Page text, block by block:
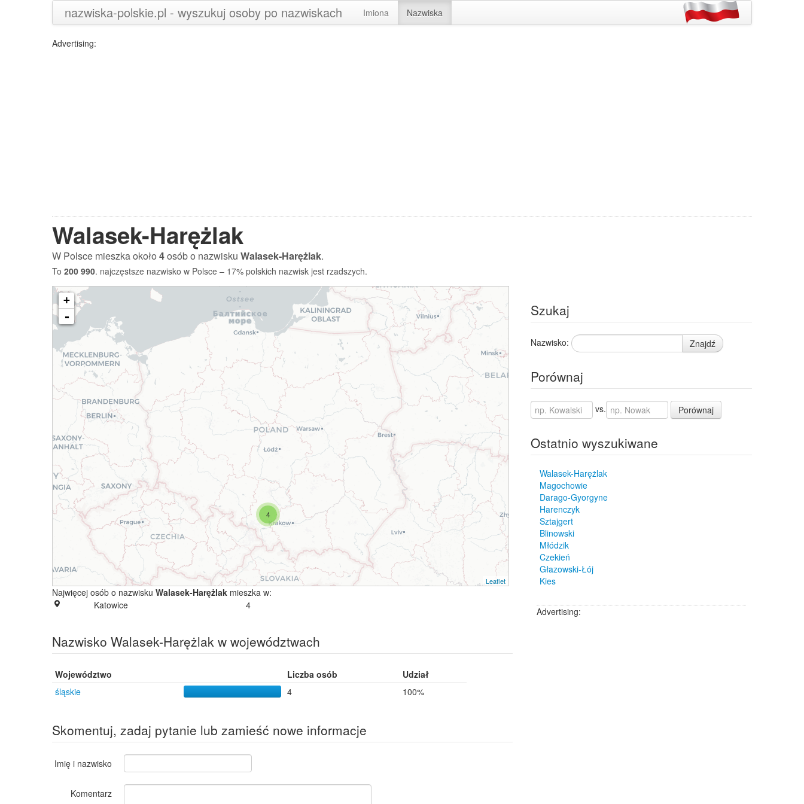
nazwiska-polskie.pl - wyszukuj osoby po nazwiskach Imiona Nazwiska
Advertising:
Walasek-Harężlak
W Polsce mieszka około4osób o nazwisku Walasek-Harężlak.
To 200 990. najczęstsze nazwisko w Polsce – 17% polskich nazwisk jest rzadszych.
4
+
-
Leaflet
Najwięcej osób o nazwisku Walasek-Harężlak mieszka w:
Katowice
4
Nazwisko Walasek-Harężlak w województwach
Województwo Liczba osób
Udział
śląskie
4 100%
Skomentuj, zadaj pytanie lub zamieść nowe informacje
Imię i nazwisko
Komentarz
Szukaj
Nazwisko: Znajdź
Porównaj
vs. Porównaj
Ostatnio wyszukiwane
Walasek-Harężlak
Magochowie
Darago-Gyorgyne
Harenczyk
Sztajgert
Blinowski
Młódzik
Czekień
Głazowski-Łój
Kies
Advertising: